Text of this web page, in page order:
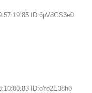
ID:6pV8GS3e0
ID:oYo2E38h0